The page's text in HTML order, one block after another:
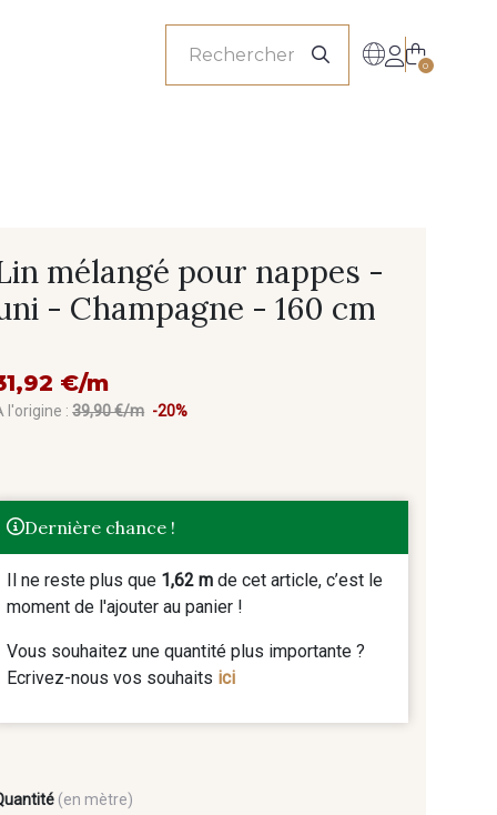
0
mélangé pour nappes -
- Champagne - 160 cm
€/m
l'origine :39,90 €/m -20%
Dernière chance !
Il ne reste plus que 1,62 m de cet article, c’est le
moment de l'ajouter au panier !
Vous souhaitez une quantité plus importante ?
Ecrivez-nous vos souhaits ici
(en mètre)